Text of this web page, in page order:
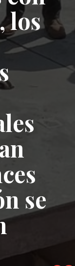
los
se
el